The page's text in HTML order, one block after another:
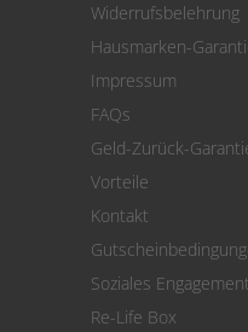
Cookie Einstellungen
Widerrufsbelehrung
Hausmarken-
Impressum
FAQs
Geld-Zurück-
Vorteile
Kontakt
Soziales Engagement
Re-Life Box